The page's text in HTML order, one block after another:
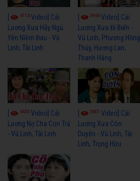
4114Video] Cải
Lương Xưa Hãy Ngủ
Yên Niềm Đau - Vũ
Linh, Tài Linh
3966Video] Cải
Lương Xưa Đi Biển -
Vũ Linh, Phương Hồng
Thủy, Hương Lan,
Thanh Hằng
4433 Video] Cải
Lương Nợ Cha Con Trả
- Vũ Linh, Tài Linh
3601Video] Cải
Lương Xưa Còn
Duyên - Vũ Linh, Tài
Linh, Trọng Hữu